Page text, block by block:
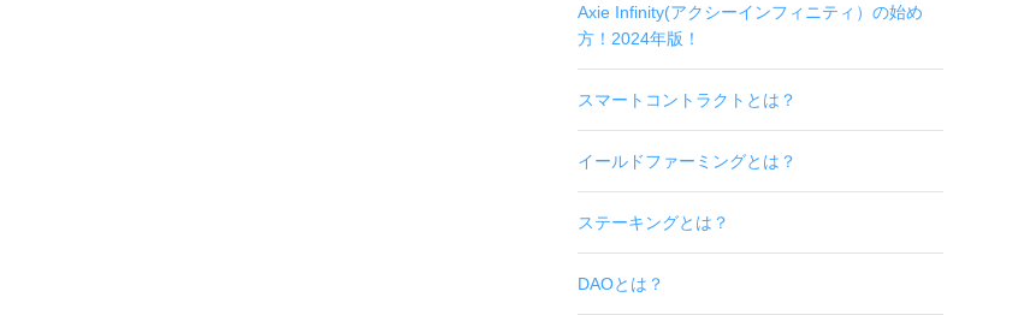
Axie Infinity(アクシーインフィニティ）の始め
方！2024年版！
スマートコントラクトとは？
イールドファーミングとは？
ステーキングとは？
DAOとは？